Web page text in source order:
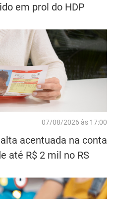
em prol do HDP
07/08/2026 às 17:00
acentuada na conta
até R$ 2 mil no RS